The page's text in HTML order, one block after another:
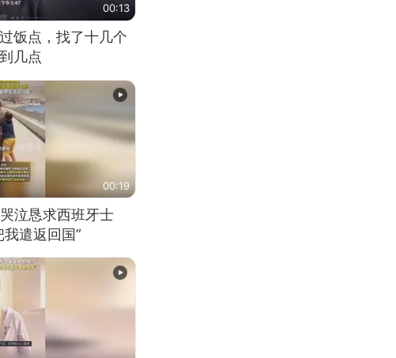
00:13
饭点，找了十几个
几点
00:19
泣恳求西班牙士
遣返回国”